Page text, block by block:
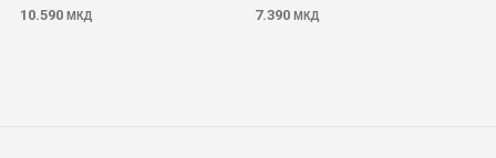
10.590 МКД 7.390 МКД